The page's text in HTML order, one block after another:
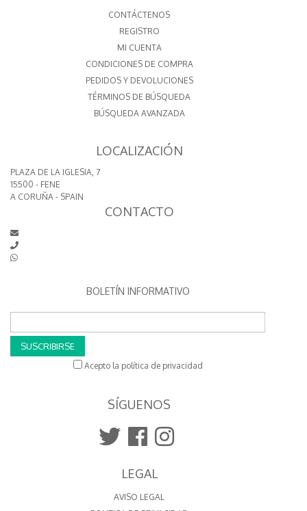
CONTÁCTENOS
REGISTRO
MI CUENTA
CONDICIONES DE COMPRA
PEDIDOS Y DEVOLUCIONES
TÉRMINOS DE BÚSQUEDA
BÚSQUEDA AVANZADA
LOCALIZACIÓN
PLAZA DE LA IGLESIA, 7
15500 - FENE
A CORUÑA - SPAIN
CONTACTO
BOLETÍN INFORMATIVO
SUSCRIBIRSE
Acepto la política de privacidad
SÍGUENOS
LEGAL
AVISO LEGAL